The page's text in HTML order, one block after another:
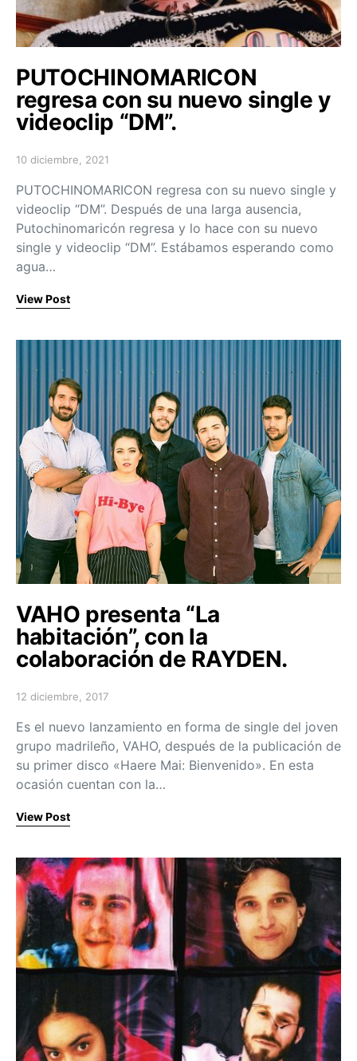
PUTOCHINOMARICON
regresa con su nuevo single y
videoclip “DM”.
Posted on
10 diciembre, 2021
PUTOCHINOMARICON regresa con su nuevo single y
videoclip “DM”. Después de una larga ausencia,
Putochinomaricón regresa y lo hace con su nuevo
single y videoclip “DM”. Estábamos esperando como
agua…
View Post
VAHO presenta “La
habitación”, con la
colaboración de RAYDEN.
Posted on
12 diciembre, 2017
Es el nuevo lanzamiento en forma de single del joven
grupo madrileño, VAHO, después de la publicación de
su primer disco «Haere Mai: Bienvenido». En esta
ocasión cuentan con la…
View Post